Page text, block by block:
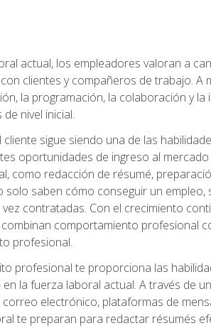
actual, los empleadores valoran a
clientes y compañeros de trabajo.
la programación, la colaboración y
nivel inicial.
cliente sigue siendo una de las
oportunidades de ingreso al
como redacción de résumé,
solo saben cómo conseguir un
contratadas. Con el crecimiento
comportamiento profesional
profesional.
profesional te proporciona las
la fuerza laboral actual. A través de
electrónico, plataformas de
te preparan para redactar résumés